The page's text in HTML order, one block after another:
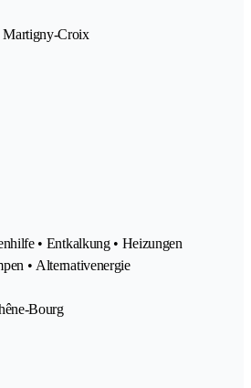
Martigny-Croix
• Entkalkung • Heizungen
• Alternativenergie
Bourg